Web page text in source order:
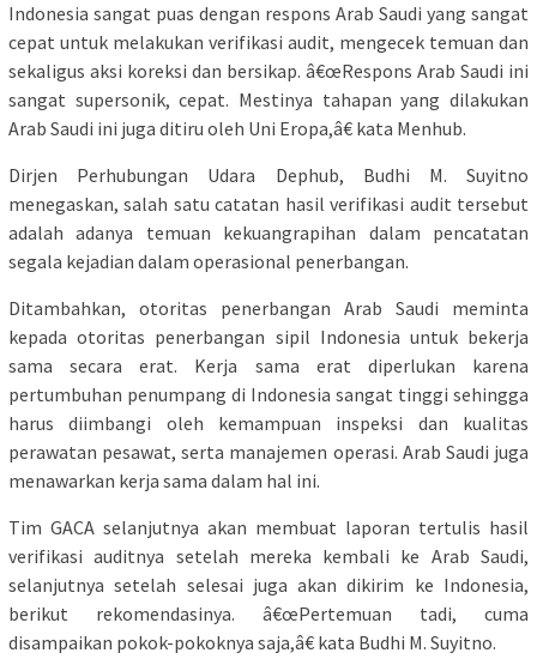
Indonesia sangat puas dengan respons Arab Saudi yang sangat
cepat untuk melakukan verifikasi audit, mengecek temuan dan
sekaligus aksi koreksi dan bersikap. â€œRespons Arab Saudi ini
sangat supersonik, cepat. Mestinya tahapan yang dilakukan
Arab Saudi ini juga ditiru oleh Uni Eropa,â€ kata Menhub.
Dirjen Perhubungan Udara Dephub, Budhi M. Suyitno
menegaskan, salah satu catatan hasil verifikasi audit tersebut
adalah adanya temuan kekuangrapihan dalam pencatatan
segala kejadian dalam operasional penerbangan.
Ditambahkan, otoritas penerbangan Arab Saudi meminta
kepada otoritas penerbangan sipil Indonesia untuk bekerja
sama secara erat. Kerja sama erat diperlukan karena
pertumbuhan penumpang di Indonesia sangat tinggi sehingga
harus diimbangi oleh kemampuan inspeksi dan kualitas
perawatan pesawat, serta manajemen operasi. Arab Saudi juga
menawarkan kerja sama dalam hal ini.
Tim GACA selanjutnya akan membuat laporan tertulis hasil
verifikasi auditnya setelah mereka kembali ke Arab Saudi,
selanjutnya setelah selesai juga akan dikirim ke Indonesia,
berikut rekomendasinya. â€œPertemuan tadi, cuma
disampaikan pokok-pokoknya saja,â€ kata Budhi M. Suyitno.